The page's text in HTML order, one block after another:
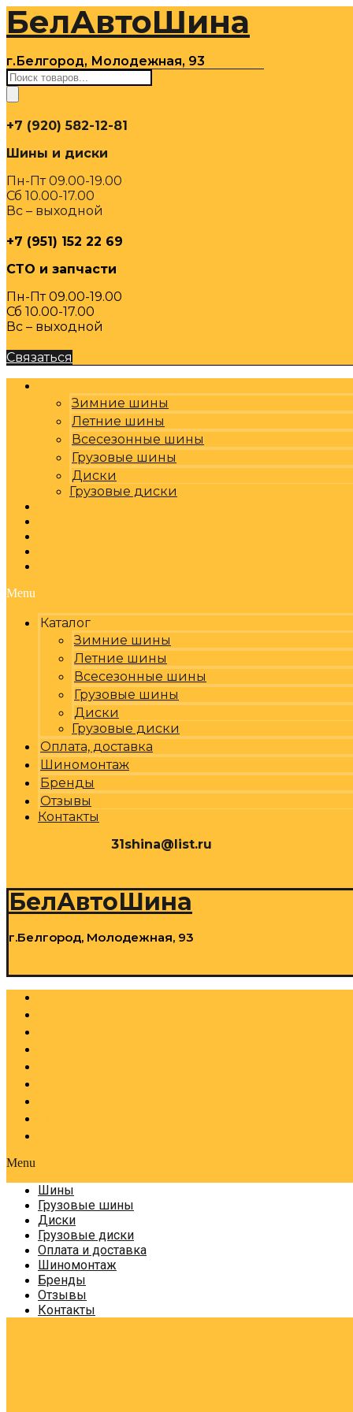
Перейти
содержимому
БелАвтоШина
г.Белгород, Молодежная, 93
Поиск
товаров
+7 (920) 582-12-81
Шины и диски
Пн-Пт 09.00-19.00
Сб 10.00-17.00
Вс – выходной
+7 (951) 152 22 69
СТО и запчасти
Пн-Пт 09.00-19.00
Сб 10.00-17.00
Вс – выходной
Связаться
Зимние шины
Летние шины
Всесезонные шины
Грузовые шины
Диски
Грузовые диски
Menu
Каталог
Зимние шины
Летние шины
Всесезонные шины
Грузовые шины
Диски
Грузовые диски
Оплата, доставка
Шиномонтаж
Бренды
Отзывы
Контакты
31shina@list.ru
БелАвтоШина
г.Белгород, Молодежная, 93
Menu
Шины
Грузовые шины
Диски
Грузовые диски
Оплата и доставка
Шиномонтаж
Бренды
Отзывы
Контакты